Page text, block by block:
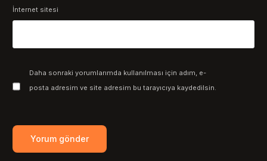
İnternet sitesi
Daha sonraki yorumlarımda kullanılması için adım, e-
posta adresim ve site adresim bu tarayıcıya kaydedilsin.